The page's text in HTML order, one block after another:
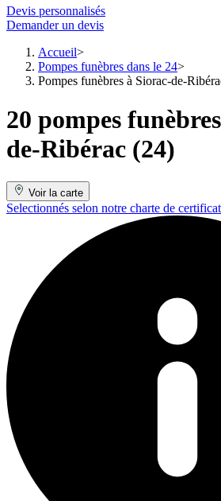
Devis personnalisés
Demander un devis
Accueil
Pompes funèbres dans le 24
Pompes funèbres à Siorac-de-
20 pompes
de-Ribérac (24)
Voir la carte
Selectionnés selon notre charte de